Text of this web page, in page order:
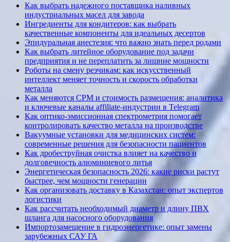
Как выбрать надежного поставщика наливных
индустриальных масел для завода
Ингредиенты для кондитеров: как выбрать
качественные компоненты для идеальных десертов
Эпидуральная анестезия: что важно знать перед родами
Как выбрать литейное оборудование под задачи
предприятия и не переплатить за лишние мощности
Роботы на смену резчикам: как искусственный
интеллект меняет точность и скорость обработки
металла
Как меняются CPM и стоимость размещения: аналитика
и ключевые каналы affiliate-индустрии в Telegram
Как оптико-эмиссионная спектрометрия помогает
контролировать качество металла на производстве
Вакуумные установки для медицинских систем:
современные решения для безопасности пациентов
Как дробеструйная очистка влияет на качество и
долговечность алюминиевого литья
Энергетическая безопасность 2026: какие риски растут
быстрее, чем мощности генерации
Как организовать доставку в Казахстан: опыт экспертов
логистики
Как рассчитать необходимый диаметр и длину ПВХ
шланга для насосного оборудования
Импортозамещение в гидроэнергетике: опыт замены
зарубежных САУ ГА